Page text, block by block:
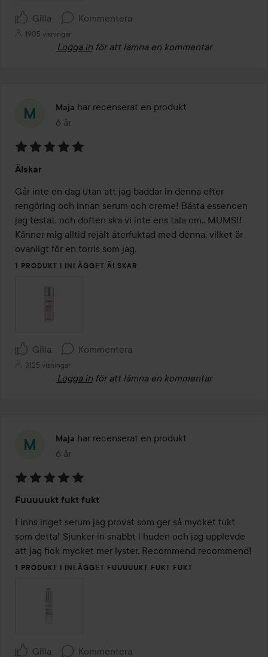
Gilla Kommentera
1905 visningar
Logga in för att lämna en kommentar
Maja har recenserat en produkt
6 år
Inlägget skapades 6 år
5
av
5
Älskar
Går inte en dag utan att jag baddar in denna efter
rengöring och innan serum och creme! Bästa essencen
jag testat, och doften ska vi inte ens tala om.. MUMS!!
Känner mig alltid rejält återfuktad med denna, vilket är
ovanligt för en torris som jag.
1 PRODUKT I INLÄGGET ÄLSKAR
Gilla Kommentera
3125 visningar
Logga in för att lämna en kommentar
Maja har recenserat en produkt
6 år
Inlägget skapades 6 år
5
av
5
Fuuuuukt fukt fukt
Finns inget serum jag provat som ger så mycket fukt
som detta! Sjunker in snabbt i huden och jag upplevde
1 PRODUKT I INLÄGGET FUUUUUKT FUKT FUKT
Gilla Kommentera